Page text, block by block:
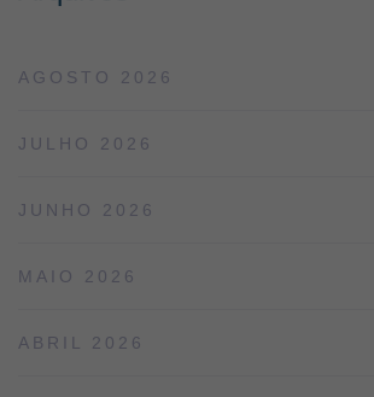
AGOSTO 2026
JULHO 2026
JUNHO 2026
MAIO 2026
ABRIL 2026